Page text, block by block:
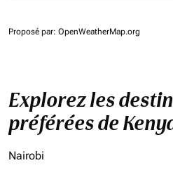
Proposé par: OpenWeatherMap.org
Explorez les
préférées de
Nairobi